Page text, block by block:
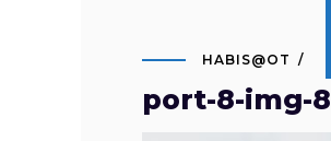
HABIS@OT
port-8-img-8